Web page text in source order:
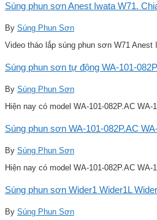
Súng phun sơn Anest Iwata W71.
By Súng Phun Sơn
Video tháo lắp súng phun sơn W71 Anest
Súng phun sơn tự động WA-101-
By Súng Phun Sơn
Hiện nay có model WA-101-082P.AC
Súng phun sơn WA-101-082P.AC
By Súng Phun Sơn
Hiện nay có model WA-101-082P.AC
Súng phun sơn Wider1 Wider1L
By Súng Phun Sơn